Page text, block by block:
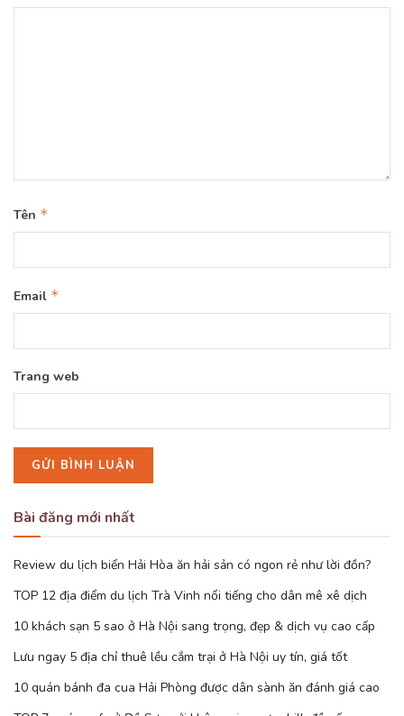
Tên *
Email *
Trang web
Bài đăng mới nhất
Review du lịch biển Hải Hòa ăn hải sản có ngon rẻ như lời đồn?
TOP 12 địa điểm du lịch Trà Vinh nổi tiếng cho dân mê xê dịch
10 khách sạn 5 sao ở Hà Nội sang trọng, đẹp & dịch vụ cao cấp
Lưu ngay 5 địa chỉ thuê lều cắm trại ở Hà Nội uy tín, giá tốt
10 quán bánh đa cua Hải Phòng được dân sành ăn đánh giá cao